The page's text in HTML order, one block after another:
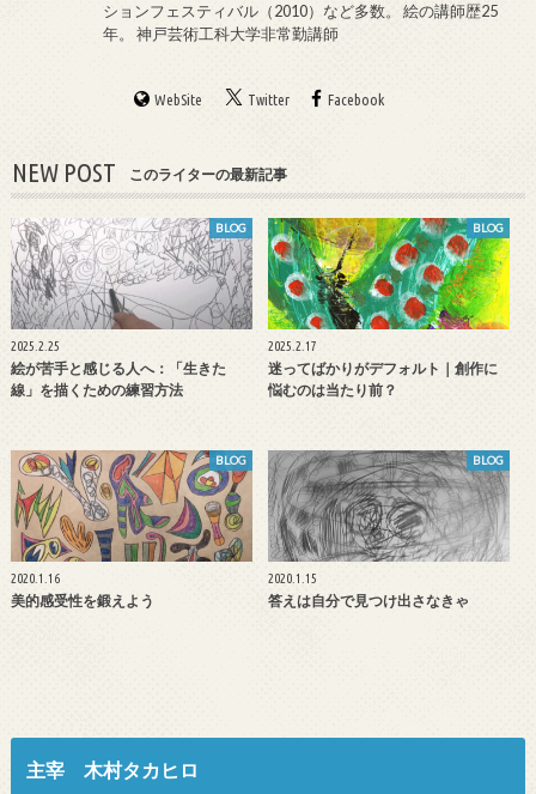
ションフェスティバル（2010）など多数。 絵の講師歴25
年。 神戸芸術工科大学非常勤講師
WebSite Twitter Facebook
NEW POST このライターの最新記事
BLOG
2025.2.25
絵が苦手と感じる人へ：「生きた
線」を描くための練習方法
BLOG
2025.2.17
迷ってばかりがデフォルト｜創作に
悩むのは当たり前？
BLOG
2020.1.16
美的感受性を鍛えよう
BLOG
2020.1.15
答えは自分で見つけ出さなきゃ
主宰 木村タカヒロ